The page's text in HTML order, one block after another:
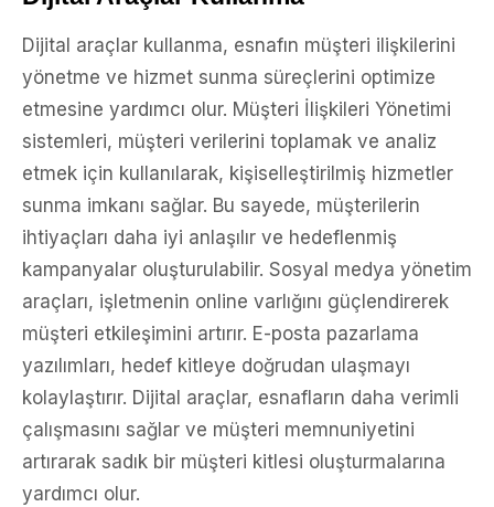
Dijital araçlar kullanma, esnafın müşteri ilişkilerini
yönetme ve hizmet sunma süreçlerini optimize
etmesine yardımcı olur. Müşteri İlişkileri Yönetimi
sistemleri, müşteri verilerini toplamak ve analiz
etmek için kullanılarak, kişiselleştirilmiş hizmetler
sunma imkanı sağlar. Bu sayede, müşterilerin
ihtiyaçları daha iyi anlaşılır ve hedeflenmiş
kampanyalar oluşturulabilir. Sosyal medya yönetim
araçları, işletmenin online varlığını güçlendirerek
müşteri etkileşimini artırır. E-posta pazarlama
yazılımları, hedef kitleye doğrudan ulaşmayı
kolaylaştırır. Dijital araçlar, esnafların daha verimli
çalışmasını sağlar ve müşteri memnuniyetini
artırarak sadık bir müşteri kitlesi oluşturmalarına
yardımcı olur.